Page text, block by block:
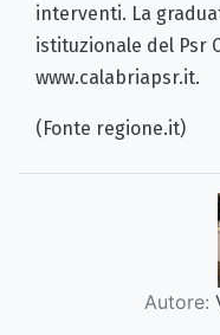
interventi. La
istituzionale del Psr
www.calabriapsr.it.
(Fonte regione.it)
Autore: